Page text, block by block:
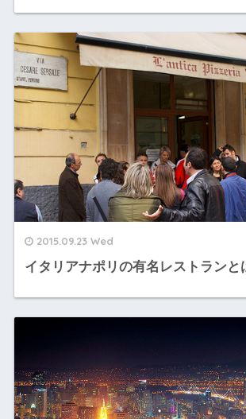
2015.09.23 Wed
イタリアナポリの有名レストランと